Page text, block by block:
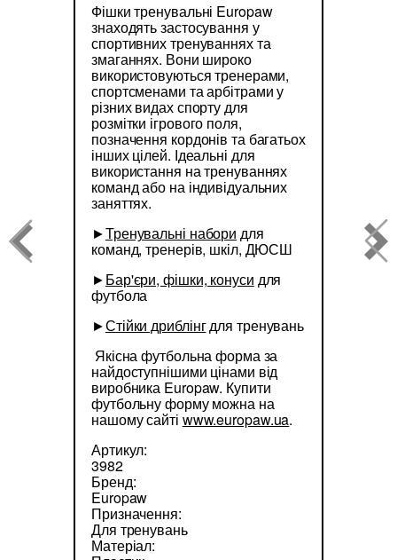
Фішки тренувальні Europaw
знаходять застосування у
спортивних тренуваннях та
змаганнях. Вони широко
використовуються тренерами,
спортсменами та арбітрами у
різних видах спорту для
розмітки ігрового поля,
позначення кордонів та багатьох
інших цілей. Ідеальні для
використання на тренуваннях
команд або на індивідуальних
заняттях.
►Тренувальні набори для
команд, тренерів, шкіл, ДЮСШ
►Бар'єри, фішки, конуси для
футбола
►Стійки дриблінгдля тренувань
Якісна футбольна форма за
найдоступнішими цінами від
виробника Europaw. Купити
футбольну форму можна на
нашому сайті www.europaw.ua.
Артикул:
3982
Бренд:
Europaw
Призначення:
Для тренувань
Матеріал: